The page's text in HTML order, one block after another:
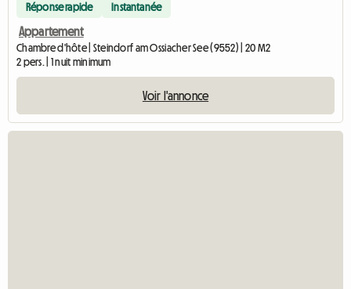
Réponse rapide Instantanée
Appartement
Chambre d'hôte | Steindorf am Ossiacher See (9552) | 20 M2
2 pers. | 1 nuit minimum
Voir l'annonce